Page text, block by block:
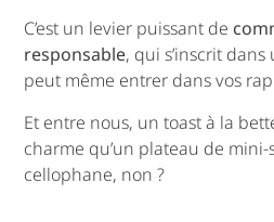
C’est un levier puissant de
responsable, qui s’inscrit
peut même entrer dans vos
Et entre nous, un toast à la
charme qu’un plateau de
cellophane, non ?